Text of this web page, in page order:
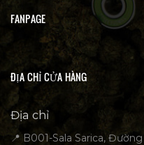
FANPAGE
ĐỊA CHỈ CỬA HÀNG
Địa chỉ
📍 B001-Sala Sarica,